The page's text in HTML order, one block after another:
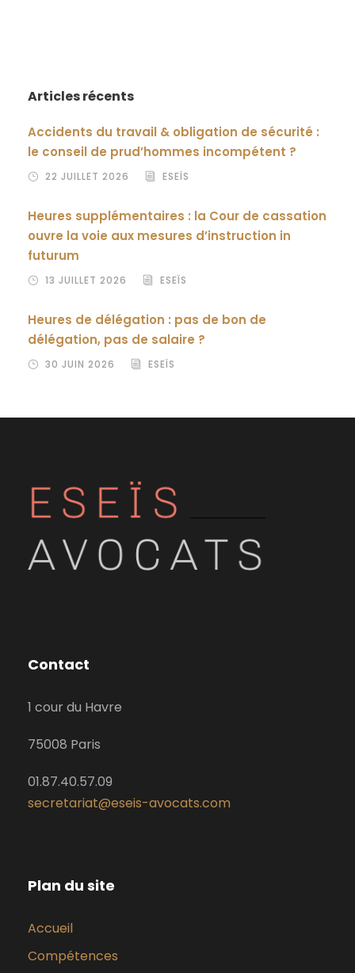
Articles récents
Accidents du travail & obligation de sécurité :
le conseil de prud’hommes incompétent ?
22 JUILLET 2026 ESEÏS
Heures supplémentaires : la Cour de cassation
ouvre la voie aux mesures d’instruction in
futurum
13 JUILLET 2026 ESEÏS
Heures de délégation : pas de bon de
délégation, pas de salaire ?
30 JUIN 2026 ESEÏS
Contact
1 cour du Havre
75008 Paris
01.87.40.57.09
secretariat@eseis-avocats.com
Plan du site
Accueil
Compétences